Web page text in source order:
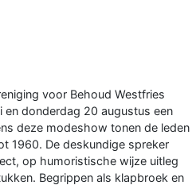
voor Behoud Westfries
en donderdag 20 augustus een
deze modeshow tonen de leden
1960. De deskundige spreker
op humoristische wijze uitleg
Begrippen als klapbroek en